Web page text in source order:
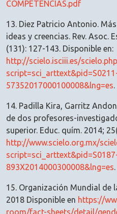
COMPETENCIAS.pdf
13. Diez Patricio Antonio.
ideas y creencias. Rev. Asoc.
(131): 127-143. Disponible en:
http://scielo.isciii.es/
57352017000100008&lng=es.
14. Padilla Kira, Garritz
de dos profesores-
superior. Educ. quím. 2014;
http://www.scielo.org.mx/
893X2014000300008&lng=es.
15. Organización Mundial de
2018 Disponible en https://
room/fact-sheets/detail/